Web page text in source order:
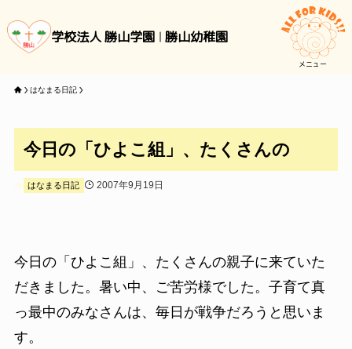
学校法人 勝山学園 勝山幼稚園
メニュー
はなまる日記
今日の「ひよこ組」、たくさんの
はなまる日記 2007年9月19日
今日の「ひよこ組」、たくさんの親子に来ていた
だきました。暑い中、ご苦労様でした。子育て真
っ最中のみなさんは、毎日が戦争だろうと思いま
す。